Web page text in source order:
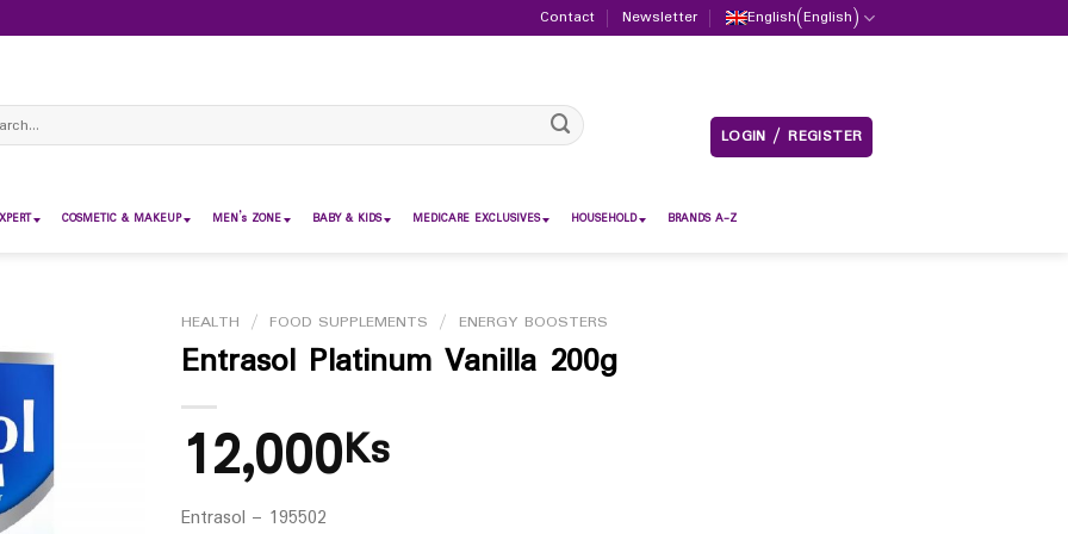
Contact Newsletter English(English)
LOGIN / REGISTER
COSMETIC & MAKEUP MEN’s ZONE BABY & KIDS MEDICARE EXCLUSIVES HOUSEHOLD BRANDS A-Z
HEALTH / FOOD SUPPLEMENTS / ENERGY BOOSTERS
Entrasol Platinum Vanilla 200g
12,000Ks
Entrasol – 195502